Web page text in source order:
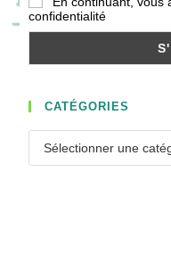
confidentialité
CATÉGORIES